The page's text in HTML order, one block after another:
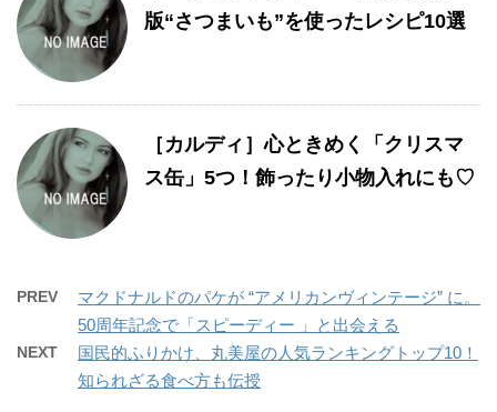
版“さつまいも”を使ったレシピ10選
［カルディ］心ときめく「クリスマ
ス缶」5つ！飾ったり小物入れにも♡
PREV
マクドナルドのパケが “アメリカンヴィンテージ” に。
50周年記念で「スピーディー 」と出会える
NEXT
国民的ふりかけ、丸美屋の人気ランキングトップ10！
知られざる食べ方も伝授